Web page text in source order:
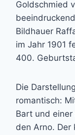
Goldschmied
Bildhauer
im Jahr 1901
400.
Die
romantisch:
Bart und
den Arno. Der